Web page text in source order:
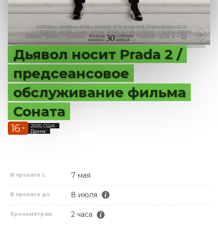
Дьявол носит Prada 2 /
предсеансовое
обслуживание фильма
Соната
16 +
2026, США
Драма
В прокате с 7 мая
В прокате до 8 июля
Хронометраж 2 часа